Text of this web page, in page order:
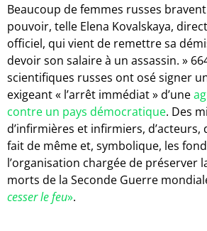
Beaucoup de femmes russes
pouvoir, telle Elena Kovalskaya,
officiel, qui vient de remettre sa
devoir son salaire à un assassin. »
scientifiques russes ont osé signer
exigeant « l’arrêt immédiat » d’une
contre un pays démocratique. Des
d’infirmières et infirmiers, d’acteurs,
fait de même et, symbolique, les
l’organisation chargée de préserver
morts de la Seconde Guerre
cesser le feu».